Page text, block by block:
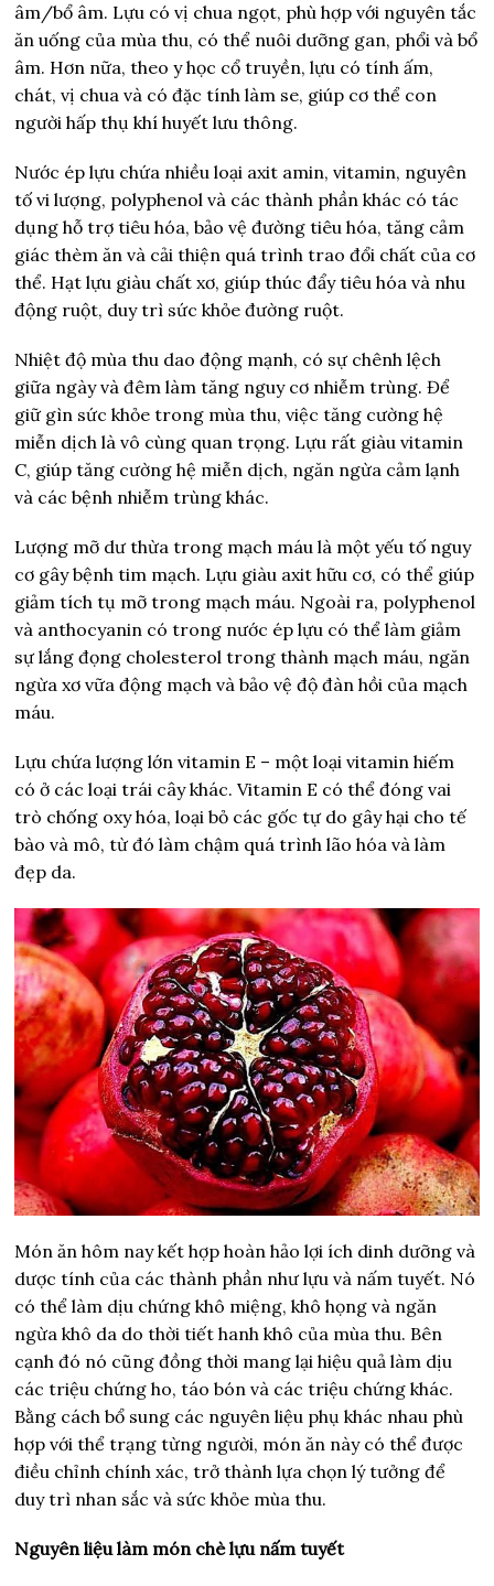
âm/bổ âm. Lựu có vị chua ngọt, phù hợp với nguyên tắc
ăn uống của mùa thu, có thể nuôi dưỡng gan, phổi và bổ
âm. Hơn nữa, theo y học cổ truyền, lựu có tính ấm,
chát, vị chua và có đặc tính làm se, giúp cơ thể con
người hấp thụ khí huyết lưu thông.
Nước ép lựu chứa nhiều loại axit amin, vitamin, nguyên
tố vi lượng, polyphenol và các thành phần khác có tác
dụng hỗ trợ tiêu hóa, bảo vệ đường tiêu hóa, tăng cảm
giác thèm ăn và cải thiện quá trình trao đổi chất của cơ
thể. Hạt lựu giàu chất xơ, giúp thúc đẩy tiêu hóa và nhu
động ruột, duy trì sức khỏe đường ruột.
Nhiệt độ mùa thu dao động mạnh, có sự chênh lệch
giữa ngày và đêm làm tăng nguy cơ nhiễm trùng. Để
giữ gìn sức khỏe trong mùa thu, việc tăng cường hệ
miễn dịch là vô cùng quan trọng. Lựu rất giàu vitamin
C, giúp tăng cường hệ miễn dịch, ngăn ngừa cảm lạnh
và các bệnh nhiễm trùng khác.
Lượng mỡ dư thừa trong mạch máu là một yếu tố nguy
cơ gây bệnh tim mạch. Lựu giàu axit hữu cơ, có thể giúp
giảm tích tụ mỡ trong mạch máu. Ngoài ra, polyphenol
và anthocyanin có trong nước ép lựu có thể làm giảm
sự lắng đọng cholesterol trong thành mạch máu, ngăn
ngừa xơ vữa động mạch và bảo vệ độ đàn hồi của mạch
máu.
Lựu chứa lượng lớn vitamin E – một loại vitamin hiếm
có ở các loại trái cây khác. Vitamin E có thể đóng vai
trò chống oxy hóa, loại bỏ các gốc tự do gây hại cho tế
bào và mô, từ đó làm chậm quá trình lão hóa và làm
đẹp da.
Món ăn hôm nay kết hợp hoàn hảo lợi ích dinh dưỡng và
dược tính của các thành phần như lựu và nấm tuyết. Nó
có thể làm dịu chứng khô miệng, khô họng và ngăn
ngừa khô da do thời tiết hanh khô của mùa thu. Bên
cạnh đó nó cũng đồng thời mang lại hiệu quả làm dịu
các triệu chứng ho, táo bón và các triệu chứng khác.
Bằng cách bổ sung các nguyên liệu phụ khác nhau phù
hợp với thể trạng từng người, món ăn này có thể được
điều chỉnh chính xác, trở thành lựa chọn lý tưởng để
duy trì nhan sắc và sức khỏe mùa thu.
Nguyên liệu làm món chè lựu nấm tuyết